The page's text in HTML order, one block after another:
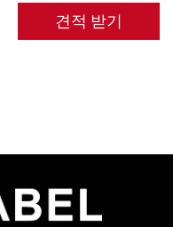
견적 받기